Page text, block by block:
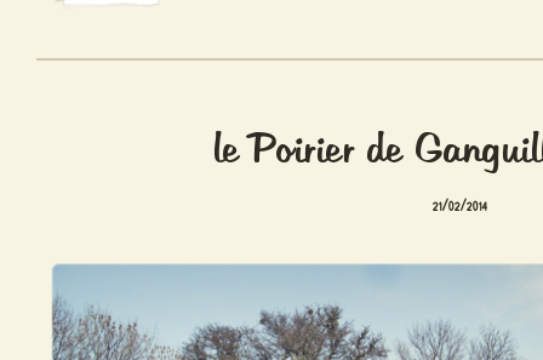
le Poirier de
21/02/2014